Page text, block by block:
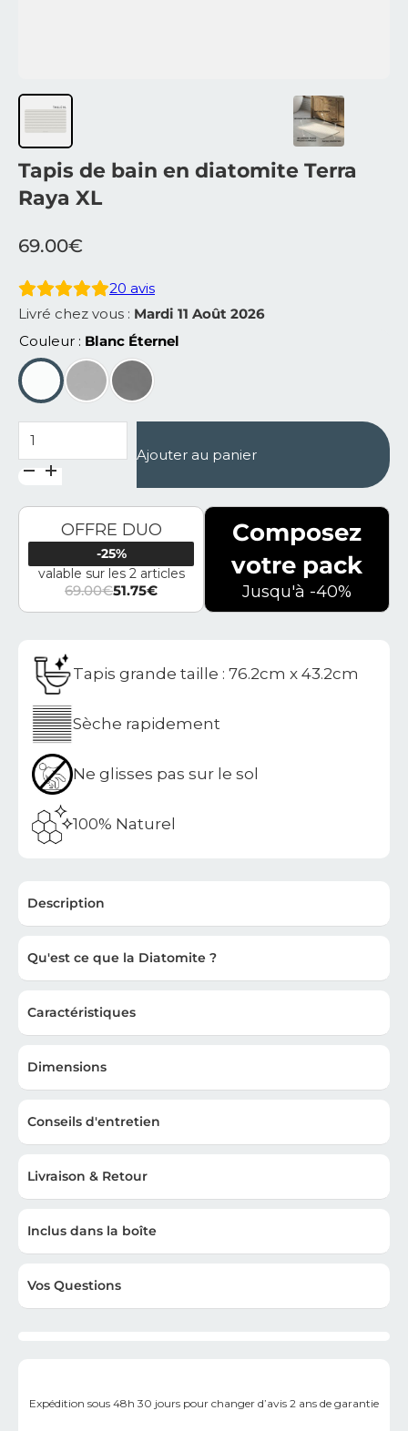
Tapis de bain en diatomite Terra
Raya XL
69.00€
20 avis
Livré chez vous : Mardi 11 Août 2026
Couleur
Blanc Éternel
quantité de Tapis de bain en diatomite Terra Raya XL
Ajouter au panier
OFFRE DUO
-25%
valable sur les 2 articles
69.00€
Le prix initial était : 69.00€.
51.75€
Le prix actuel est : 51.75€.
Composez
votre pack
Jusqu'à -40%
Tapis grande taille : 76.2cm x 43.2cm
Sèche rapidement
Ne glisses pas sur le sol
100% Naturel
Description
Qu'est ce que la Diatomite ?
Caractéristiques
Dimensions
Conseils d'entretien
Livraison & Retour
Inclus dans la boîte
Vos Questions
Expédition sous 48h 30 jours pour changer d’avis 2 ans de garantie